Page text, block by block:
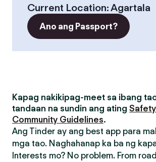
Current Location:Agartala
Ano ang Passport?
Kapag nakikipag-meet sa ibang
tandaan na sundin ang ating
Community Guidelines.
Ang Tinder ay ang best app para
mga tao. Naghahanap ka ba ng
Interests mo? No problem. From